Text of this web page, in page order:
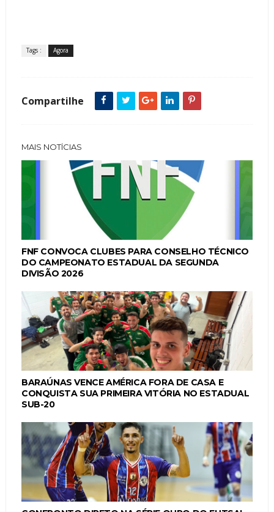
Tags : Agora
Compartilhe
MAIS NOTÍCIAS
FNF CONVOCA CLUBES PARA CONSELHO TÉCNICO
DO CAMPEONATO ESTADUAL DA SEGUNDA
DIVISÃO 2026
BARAÚNAS VENCE AMÉRICA FORA DE CASA E
CONQUISTA SUA PRIMEIRA VITÓRIA NO ESTADUAL
SUB-20